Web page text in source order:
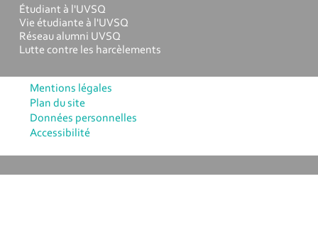
Étudiant à l'UVSQ
Vie étudiante à l'UVSQ
Réseau alumni UVSQ
Lutte contre les harcèlements
Mentions légales
Plan du site
Données personnelles
Accessibilité